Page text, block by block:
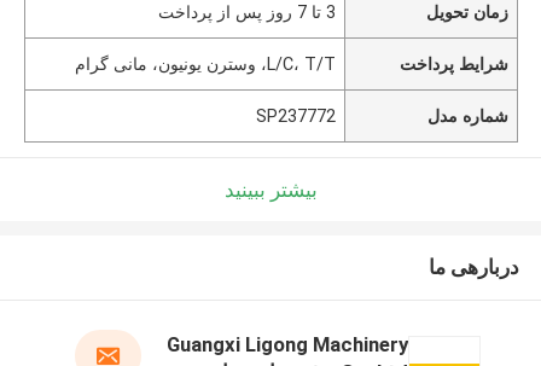
زمان تحویل 3 تا 7 روز پس از پرداخت
شرایط پرداخت L/C، T/T، وسترن یونیون، مانی گرام
شماره مدل SP237772
بیشتر ببینید
دربارهی ما
Guangxi Ligong Machinery